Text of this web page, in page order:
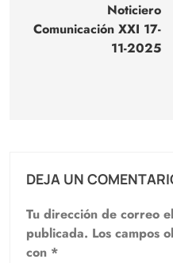
entradas
Noticiero
Comunicación XXI 17-
11-2025
DEJA UN
Tu dirección de correo
publicada. Los campos
con *